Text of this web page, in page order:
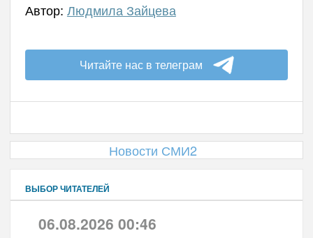
Автор: Людмила Зайцева
Читайте нас в телеграм
Новости СМИ2
ВЫБОР ЧИТАТЕЛЕЙ
06.08.2026 00:46